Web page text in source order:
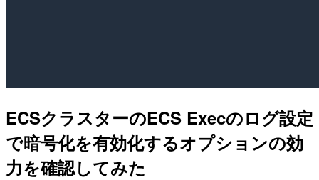
ECSクラスターのECS Execのログ設定
で暗号化を有効化するオプションの効
力を確認してみた